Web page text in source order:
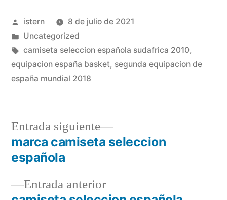
Publicado
por
istern
8 de julio de 2021
Publicado
en
Uncategorized
Etiquetas:
camiseta seleccion española sudafrica 2010,
equipacion españa basket, segunda equipacion de
españa mundial 2018
Navegación
Entrada anteriorEntrada
Entrada siguiente
Entrada
siguiente:
marca camiseta seleccion
española